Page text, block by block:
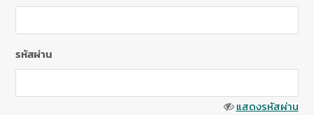
รหัสผ่าน
แสดงรหัสผ่าน